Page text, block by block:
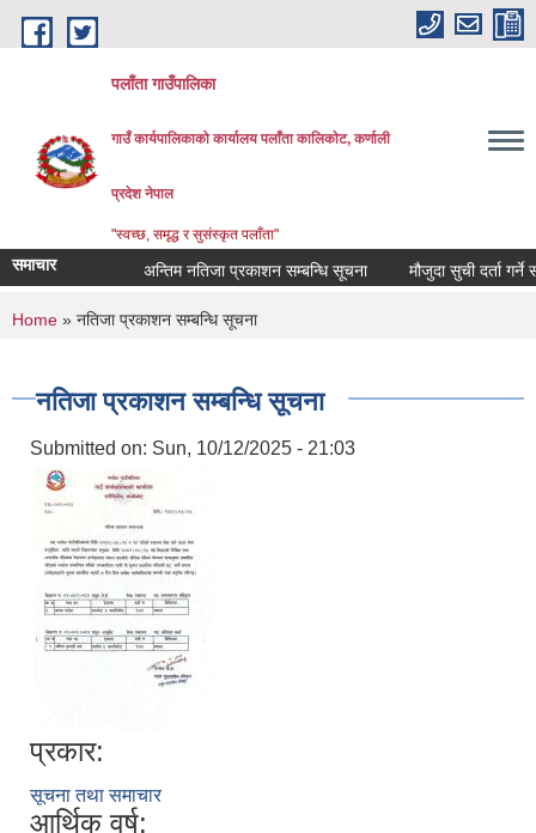
Skip to main content
पलाँता गाउँपालिका
गाउँ कार्यपालिकाको कार्यालयपलाँता कालिकाेट, कर्णाली
प्रदेश नेपाल
"स्वच्छ, समृद्ध र सुसंस्कृत पलाँता"
समाचार अन्तिम नतिजा प्रकाशन सम्बन्धि सूचना मौजुदा सुची दर्ता गर्ने
You are here
Home » नतिजा प्रकाशन सम्बन्धि सूचना
नतिजा प्रकाशन सम्बन्धि सूचना
Submitted on: Sun, 10/12/2025 - 21:03
प्रकार:
सूचना तथा समाचार
आर्थिक वर्ष: